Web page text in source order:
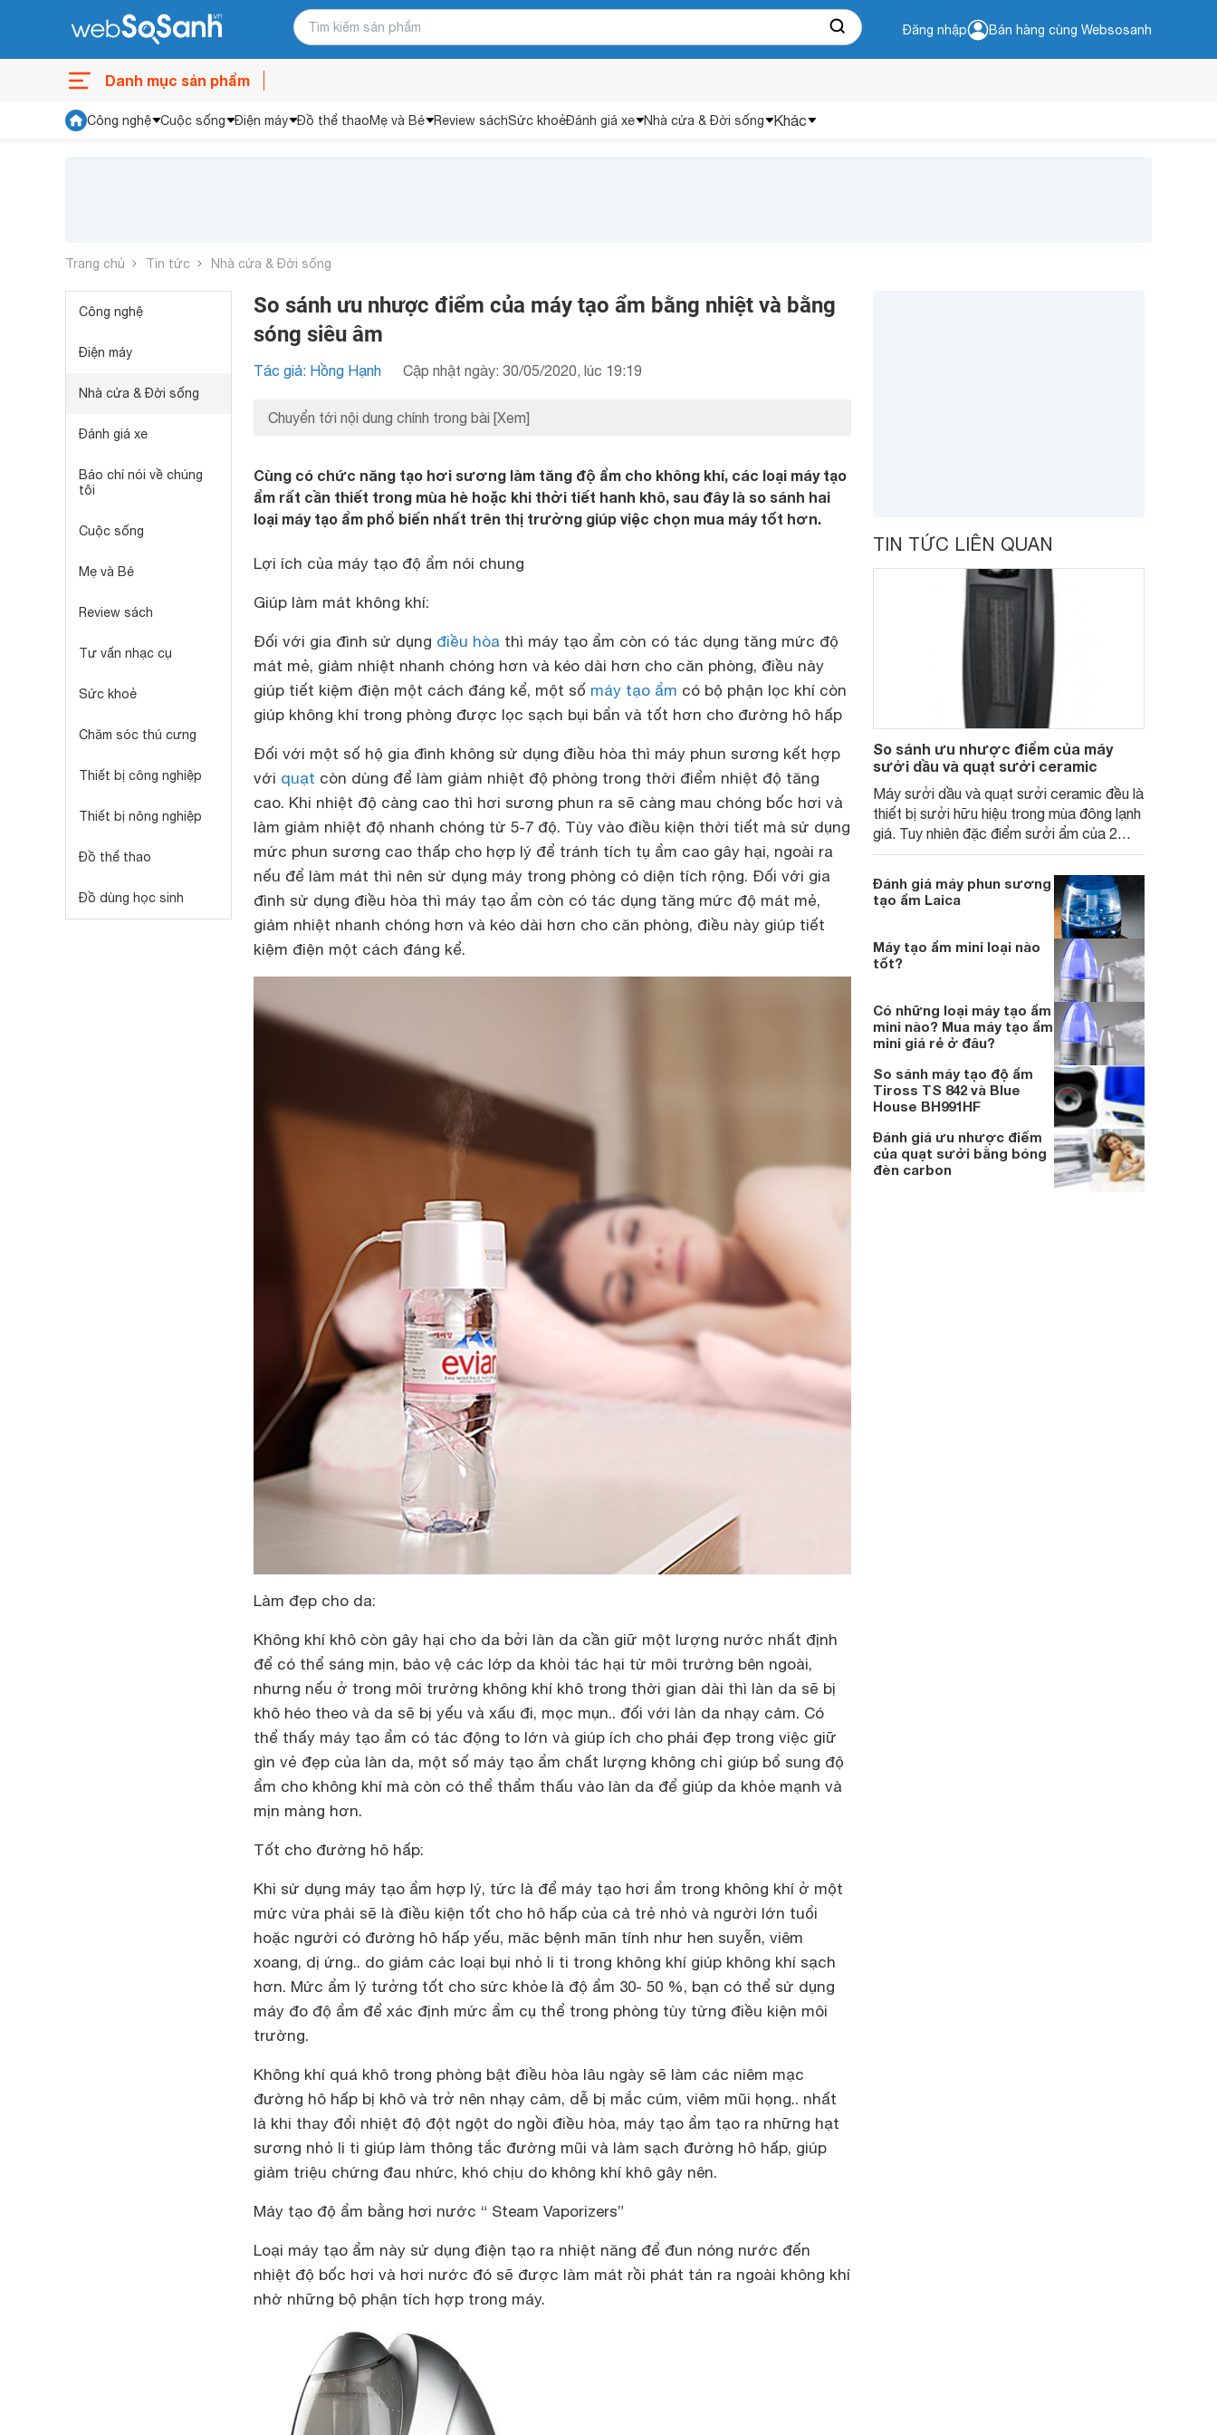
Đăng nhập Bán hàng cùng Websosanh
Danh mục sản phẩm
Công nghệ Cuộc sống Điện máy Đồ thể thaoMẹ và Bé Review sáchSức khoẻĐánh giá xe Nhà cửa & Đời sống Khác
Trang chủ Tin tức Nhà cửa & Đời sống
Công nghệ
Điện máy
Nhà cửa & Đời sống
Đánh giá xe
Báo chí nói về chúng
tôi
Cuộc sống
Mẹ và Bé
Review sách
Tư vấn nhạc cụ
Sức khoẻ
Chăm sóc thú cưng
Thiết bị công nghiệp
Thiết bị nông nghiệp
Đồ thể thao
Đồ dùng học sinh
So sánh ưu nhược điểm của máy tạo ẩm bằng nhiệt và bằng
sóng siêu âm
Tác giả: Hồng Hạnh Cập nhật ngày: 30/05/2020, lúc 19:19
Chuyển tới nội dung chính trong bài [Xem]
Cùng có chức năng tạo hơi sương làm tăng độ ẩm cho không khí, các loại máy tạo
ẩm rất cần thiết trong mùa hè hoặc khi thời tiết hanh khô, sau đây là so sánh hai
loại máy tạo ẩm phổ biến nhất trên thị trường giúp việc chọn mua máy tốt hơn.
Lợi ích của máy tạo độ ẩm nói chung
Giúp làm mát không khí:
Đối với gia đình sử dụng điều hòa thì máy tạo ẩm còn có tác dụng tăng mức độ
mát mẻ, giảm nhiệt nhanh chóng hơn và kéo dài hơn cho căn phòng, điều này
giúp tiết kiệm điện một cách đáng kể, một số máy tạo ẩm có bộ phận lọc khí còn
giúp không khí trong phòng được lọc sạch bụi bẩn và tốt hơn cho đường hô hấp
Đối với một số hộ gia đình không sử dụng điều hòa thì máy phun sương kết hợp
với quạt còn dùng để làm giảm nhiệt độ phòng trong thời điểm nhiệt độ tăng
cao. Khi nhiệt độ càng cao thì hơi sương phun ra sẽ càng mau chóng bốc hơi và
làm giảm nhiệt độ nhanh chóng từ 5-7 độ. Tùy vào điều kiện thời tiết mà sử dụng
mức phun sương cao thấp cho hợp lý để tránh tích tụ ẩm cao gây hại, ngoài ra
nếu để làm mát thì nên sử dụng máy trong phòng có diện tích rộng. Đối với gia
đình sử dụng điều hòa thì máy tạo ẩm còn có tác dụng tăng mức độ mát mẻ,
giảm nhiệt nhanh chóng hơn và kéo dài hơn cho căn phòng, điều này giúp tiết
kiệm điện một cách đáng kể.
Làm đẹp cho da:
Không khí khô còn gây hại cho da bởi làn da cần giữ một lượng nước nhất định
để có thể sáng mịn, bảo vệ các lớp da khỏi tác hại từ môi trường bên ngoài,
nhưng nếu ở trong môi trường không khí khô trong thời gian dài thì làn da sẽ bị
khô héo theo và da sẽ bị yếu và xấu đi, mọc mụn.. đối với làn da nhạy cảm. Có
thể thấy máy tạo ẩm có tác động to lớn và giúp ích cho phái đẹp trong việc giữ
gìn vẻ đẹp của làn da, một số máy tạo ẩm chất lượng không chỉ giúp bổ sung độ
ẩm cho không khí mà còn có thể thẩm thấu vào làn da để giúp da khỏe mạnh và
mịn màng hơn.
Tốt cho đường hô hấp:
Khi sử dụng máy tạo ẩm hợp lý, tức là để máy tạo hơi ẩm trong không khí ở một
mức vừa phải sẽ là điều kiện tốt cho hô hấp của cả trẻ nhỏ và người lớn tuổi
hoặc người có đường hô hấp yếu, măc bệnh mãn tính như hen suyễn, viêm
xoang, dị ứng.. do giảm các loại bụi nhỏ li ti trong không khí giúp không khí sạch
hơn. Mức ẩm lý tưởng tốt cho sức khỏe là độ ẩm 30- 50 %, bạn có thể sử dụng
máy đo độ ẩm để xác định mức ẩm cụ thể trong phòng tùy từng điều kiện môi
trường.
Không khí quá khô trong phòng bật điều hòa lâu ngày sẽ làm các niêm mạc
đường hô hấp bị khô và trở nên nhạy cảm, dễ bị mắc cúm, viêm mũi họng.. nhất
là khi thay đổi nhiệt độ đột ngột do ngồi điều hòa, máy tạo ẩm tạo ra những hạt
sương nhỏ li ti giúp làm thông tắc đường mũi và làm sạch đường hô hấp, giúp
giảm triệu chứng đau nhức, khó chịu do không khí khô gây nên.
Máy tạo độ ẩm bằng hơi nước “ Steam Vaporizers”
Loại máy tạo ẩm này sử dụng điện tạo ra nhiệt năng để đun nóng nước đến
nhiệt độ bốc hơi và hơi nước đó sẽ được làm mát rồi phát tán ra ngoài không khí
nhờ những bộ phận tích hợp trong máy.
TIN TỨC LIÊN QUAN
So sánh ưu nhược điểm của máy
sưởi dầu và quạt sưởi ceramic
Máy sưởi dầu và quạt sưởi ceramic đều là
thiết bị sưởi hữu hiệu trong mùa đông lạnh
giá. Tuy nhiên đặc điểm sưởi ẩm của 2
thiết bị có nhiều khác biệt, sản phẩm nào
phù hợp hơn với gia đình bạn?
Đánh giá máy phun sương
tạo ẩm Laica
Máy tạo ẩm mini loại nào
tốt?
Có những loại máy tạo ẩm
mini nào? Mua máy tạo ẩm
mini giá rẻ ở đâu?
So sánh máy tạo độ ẩm
Tiross TS 842 và Blue
House BH991HF
Đánh giá ưu nhược điểm
của quạt sưởi bằng bóng
đèn carbon